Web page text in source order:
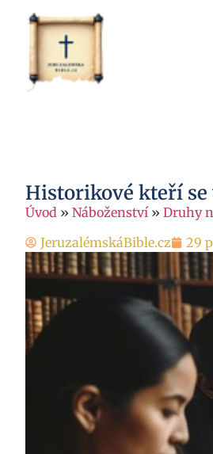
Historikové kteří
Úvod » Náboženství » Druhy
JeruzalémskáBible.cz
29